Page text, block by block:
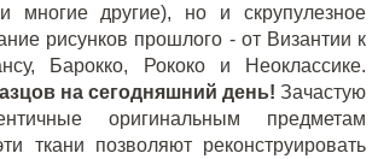
многие другие), но и скрупулезное
рисунков прошлого - от Византии к
Барокко, Рококо и Неоклассике.
на сегодняшний день! Зачастую
оригинальным предметам
ткани позволяют реконструировать